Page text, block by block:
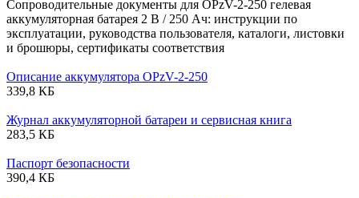
Сопроводительные документы для OPzV-2-250 гелевая
аккумуляторная батарея 2 В / 250 Ач: инструкции по
эксплуатации, руководства пользователя, каталоги, листовки
и брошюры, сертификаты соответствия
Описание аккумулятора OPzV-2-250
339,8 КБ
Журнал аккумуляторной батареи и сервисная книга
283,5 КБ
Паспорт безопасности
390,4 КБ